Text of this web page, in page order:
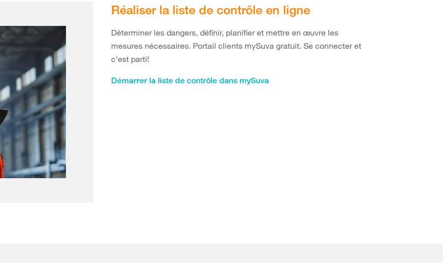
Réaliser la liste de contrôle en ligne
Déterminer les dangers, définir, planifier et mettre en œuvre les
mesures nécessaires. Portail clients mySuva gratuit. Se connecter et
c’est parti!
Démarrer la liste de contrôle dans mySuva